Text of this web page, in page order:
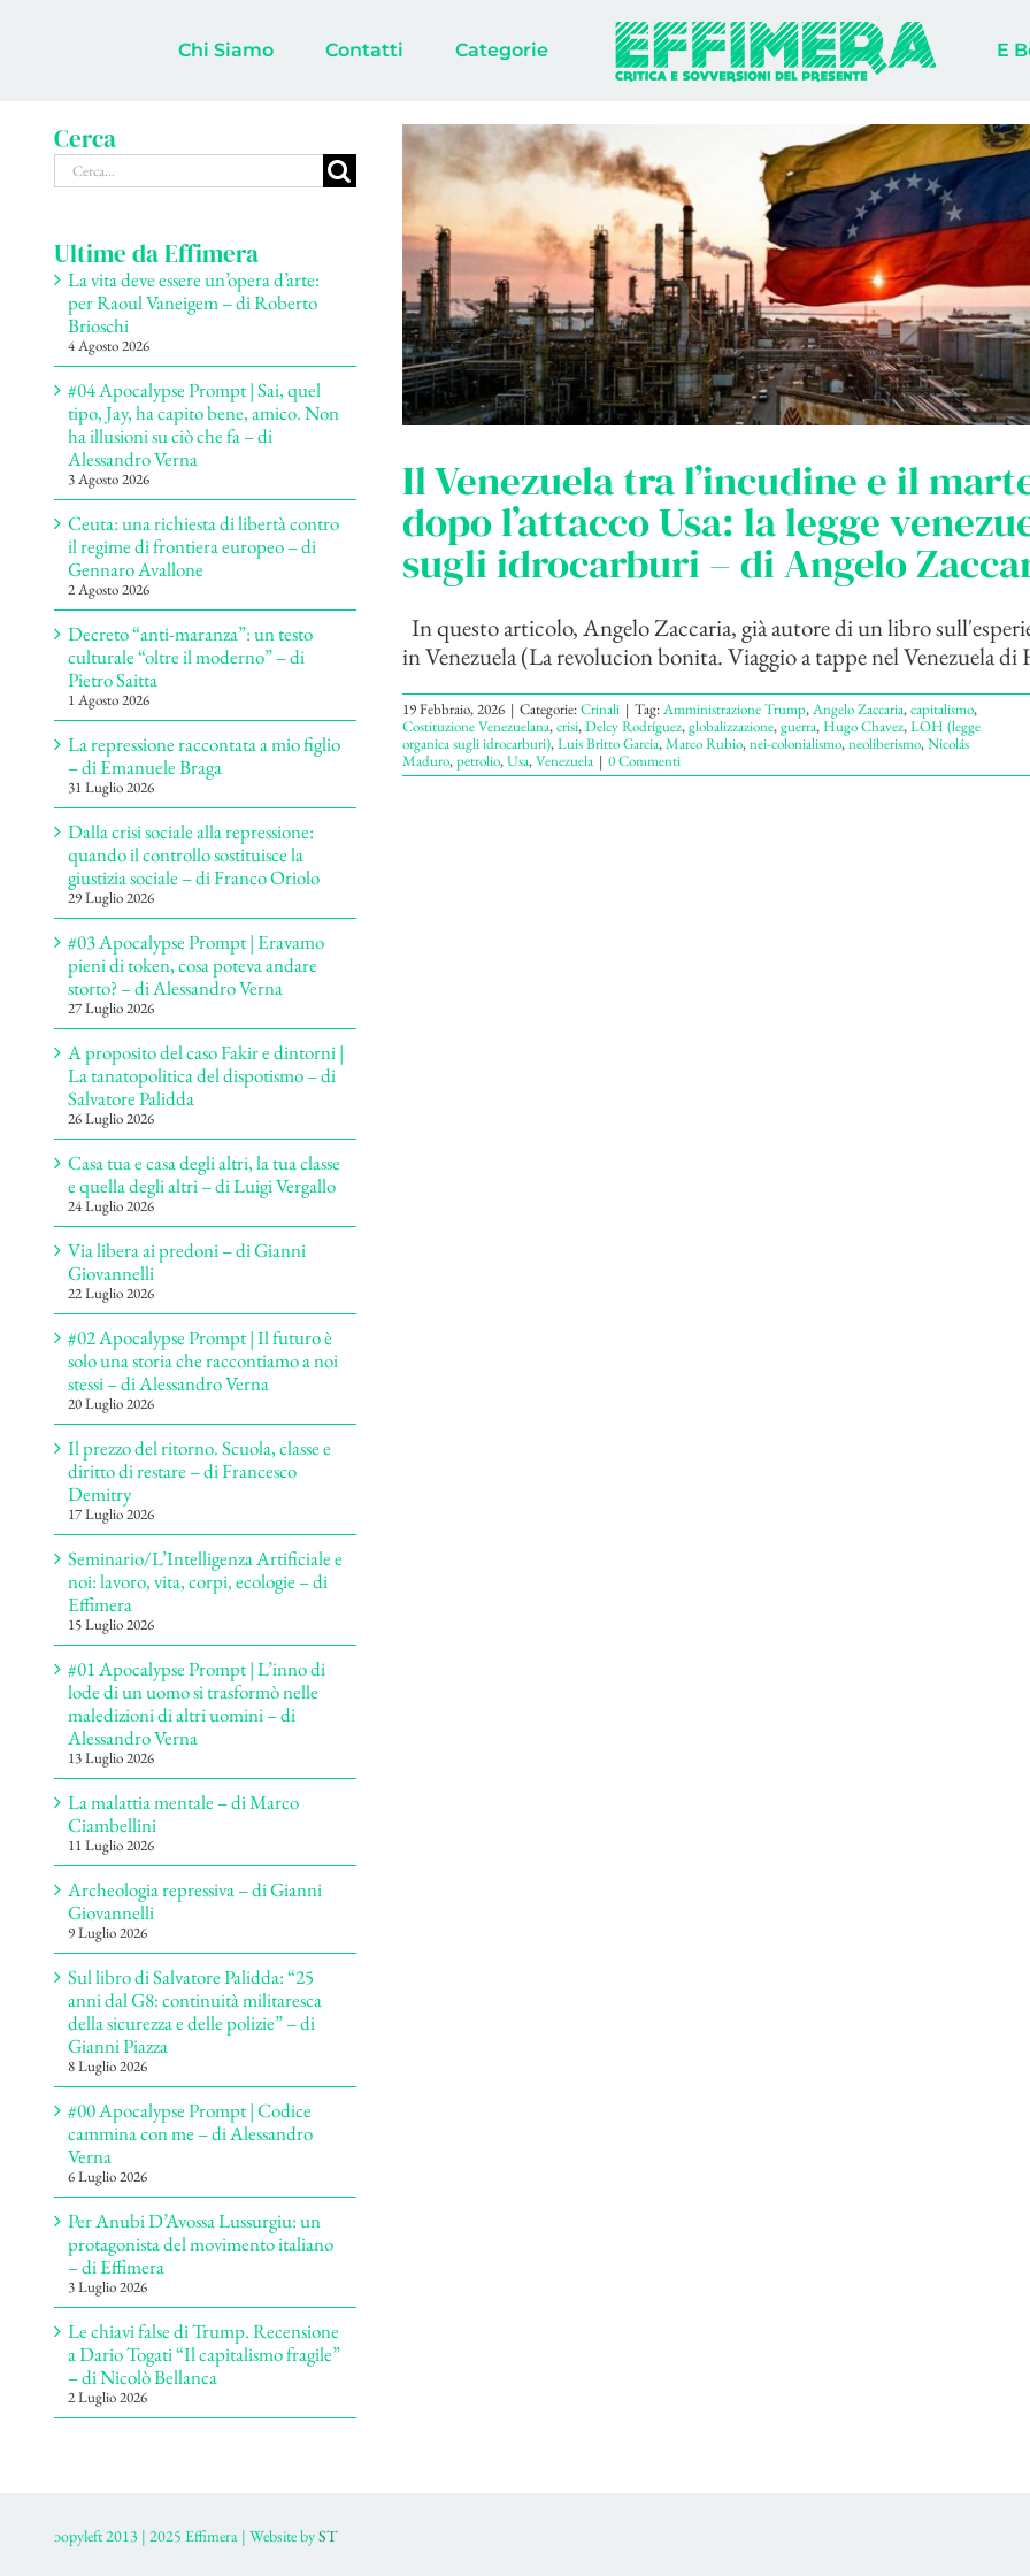
Chi Siamo Contatti Categorie E
Il Venezuela tra l’incudine e il
dopo l’attacco Usa: la legge
sugli idrocarburi – di Angelo
In questo articolo, Angelo Zaccaria, già autore di un libro
in Venezuela (La revolucion bonita. Viaggio a tappe nel Venezuela
19 Febbraio, 2026 | Categorie:Crinali | Tag:Amministrazione Trump,Angelo Zaccaria,capitalismo,
Costituzione Venezuelana,crisi,Delcy Rodríguez,globalizzazione,guerra,Hugo Chavez,LOH (legge
organica sugli idrocarburi),Luis Britto Garcia,Marco Rubio,nei-colonialismo,neoliberismo,Nicolás
Maduro,petrolio,Usa,Venezuela | 0 Commenti
Cerca
Cerca
per:
Ultime da Effimera
La vita deve essere un’opera d’arte:
per Raoul Vaneigem – di Roberto
Brioschi
4 Agosto 2026
#04 Apocalypse Prompt | Sai, quel
tipo, Jay, ha capito bene, amico. Non
ha illusioni su ciò che fa – di
Alessandro Verna
3 Agosto 2026
Ceuta: una richiesta di libertà contro
il regime di frontiera europeo – di
Gennaro Avallone
2 Agosto 2026
Decreto “anti-maranza”: un testo
culturale “oltre il moderno” – di
Pietro Saitta
1 Agosto 2026
La repressione raccontata a mio figlio
– di Emanuele Braga
31 Luglio 2026
Dalla crisi sociale alla repressione:
quando il controllo sostituisce la
giustizia sociale – di Franco Oriolo
29 Luglio 2026
#03 Apocalypse Prompt | Eravamo
pieni di token, cosa poteva andare
storto? – di Alessandro Verna
27 Luglio 2026
A proposito del caso Fakir e dintorni |
La tanatopolitica del dispotismo – di
Salvatore Palidda
26 Luglio 2026
Casa tua e casa degli altri, la tua classe
e quella degli altri – di Luigi Vergallo
24 Luglio 2026
Via libera ai predoni – di Gianni
Giovannelli
22 Luglio 2026
#02 Apocalypse Prompt | Il futuro è
solo una storia che raccontiamo a noi
stessi – di Alessandro Verna
20 Luglio 2026
Il prezzo del ritorno. Scuola, classe e
diritto di restare – di Francesco
Demitry
17 Luglio 2026
Seminario/L’Intelligenza Artificiale e
noi: lavoro, vita, corpi, ecologie – di
Effimera
15 Luglio 2026
#01 Apocalypse Prompt | L’inno di
lode di un uomo si trasformò nelle
maledizioni di altri uomini – di
Alessandro Verna
13 Luglio 2026
La malattia mentale – di Marco
Ciambellini
11 Luglio 2026
Archeologia repressiva – di Gianni
Giovannelli
9 Luglio 2026
Sul libro di Salvatore Palidda: “25
anni dal G8: continuità militaresca
della sicurezza e delle polizie” – di
Gianni Piazza
8 Luglio 2026
#00 Apocalypse Prompt | Codice
cammina con me – di Alessandro
Verna
6 Luglio 2026
Per Anubi D’Avossa Lussurgiu: un
protagonista del movimento italiano
– di Effimera
3 Luglio 2026
Le chiavi false di Trump. Recensione
a Dario Togati “Il capitalismo fragile”
– di Nicolò Bellanca
2 Luglio 2026
ɔopyleft 2013 | 2025 Effimera | Website byST